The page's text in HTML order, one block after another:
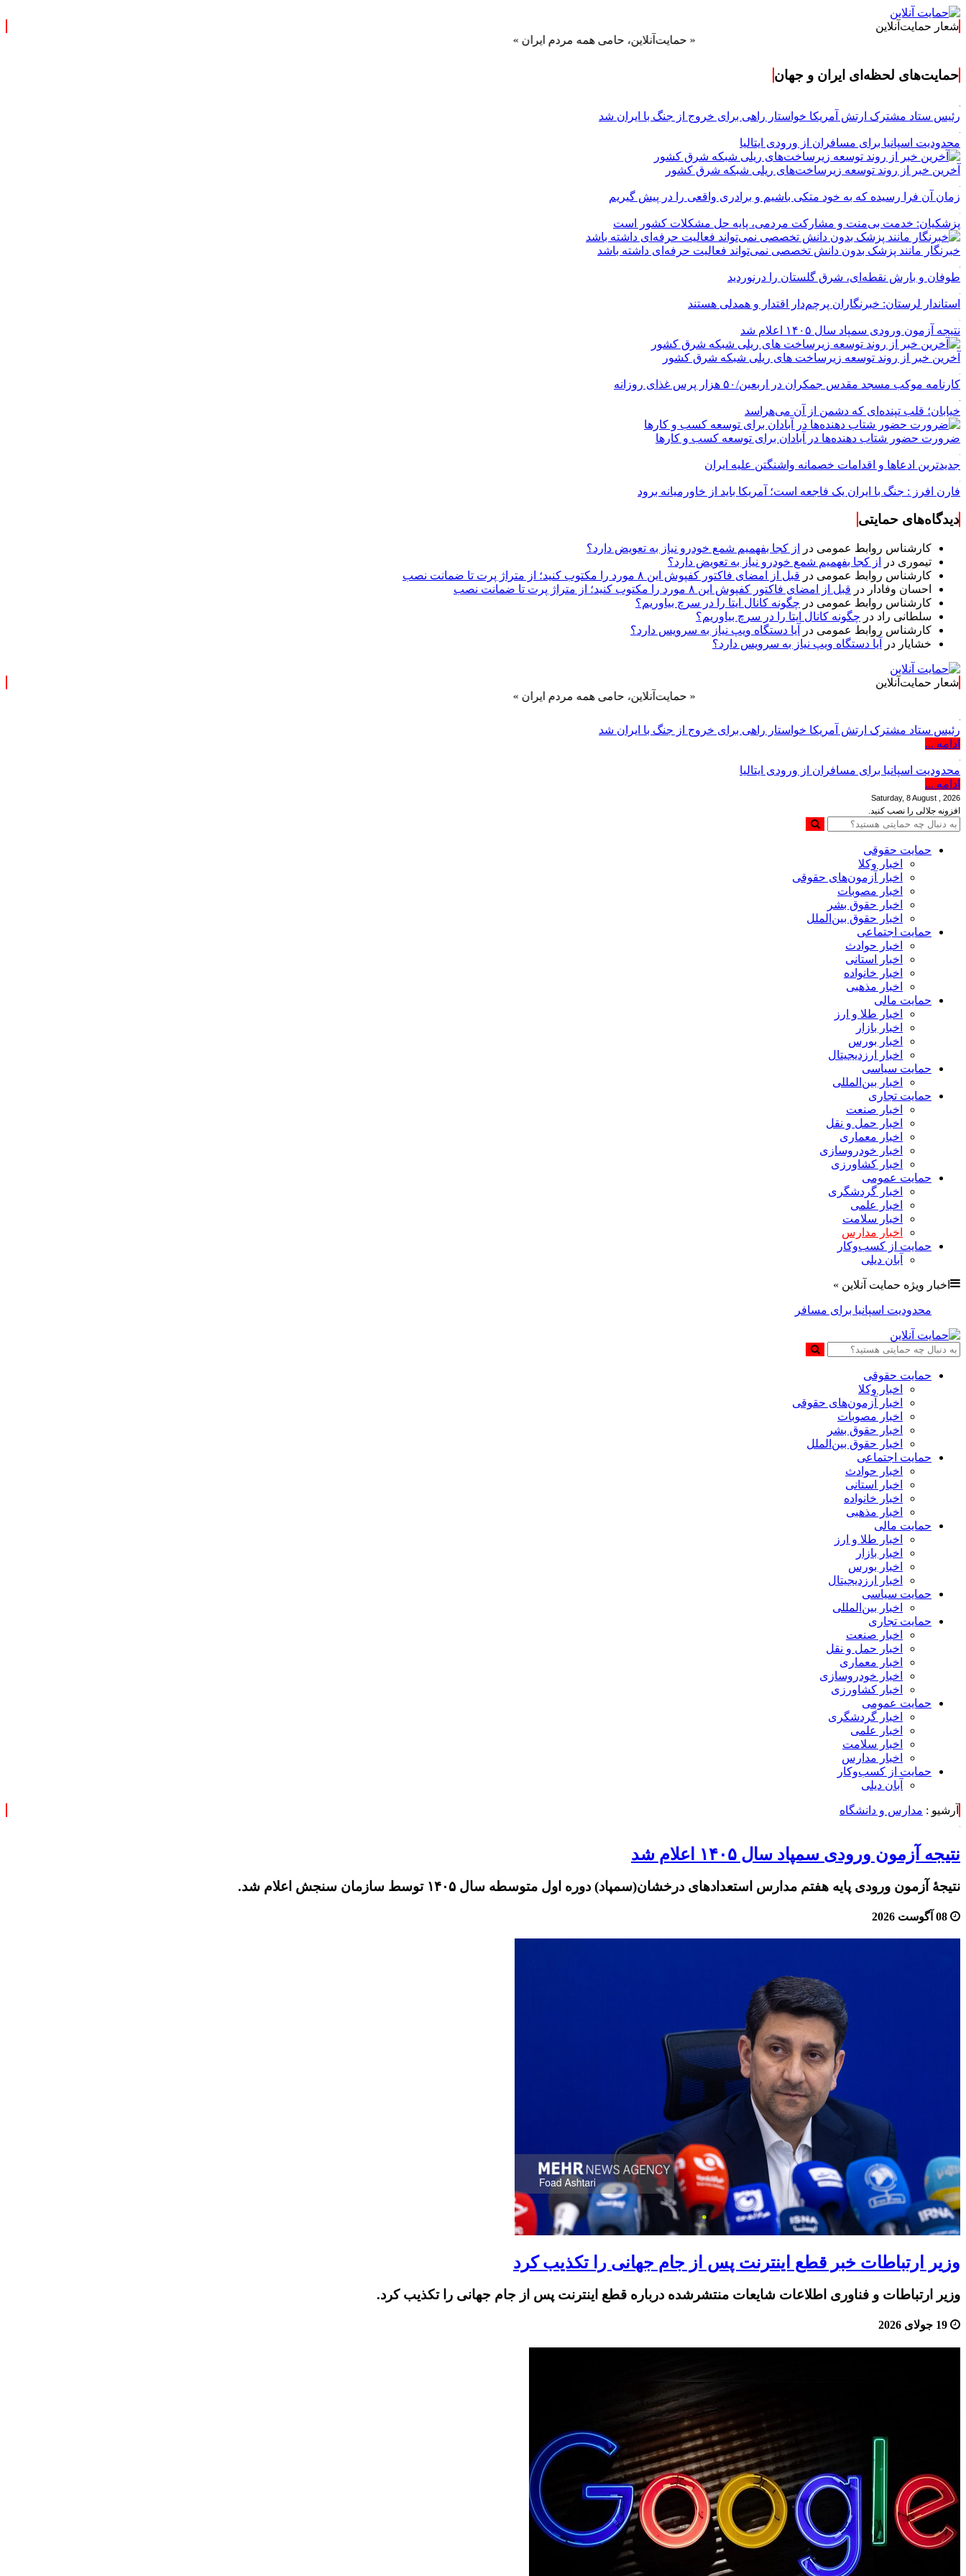
شعار حمایت‌آنلاین
« حمایت‌آنلاین، حامی همه مردم ایران »
حمایت‌های لحظه‌ای ایران و جهان
رئیس ستاد مشترک ارتش آمریکا خواستار راهی برای خروج از جنگ با ایران شد
محدودیت اسپانیا برای مسافران از ورودی ایتالیا
آخرین خبر از روند توسعه زیرساخت‌های ریلی شبکه شرق کشور
زمان آن فرا رسیده که به خود متکی باشیم و برادری واقعی را در پیش گیریم
پزشکیان: خدمت بی‌منت و مشارکت مردمی، پایه حل مشکلات کشور است
خبرنگار مانند پزشک بدون دانش تخصصی نمی‌تواند فعالیت حرفه‌ای داشته باشد
طوفان و بارش نقطه‌ای، شرق گلستان را درنوردید
استاندار لرستان: خبرنگاران پرچم‌دار اقتدار و همدلی هستند
نتیجه آزمون ورودی سمپاد سال ۱۴۰۵ اعلام شد
آخرین خبر از روند توسعه زیرساخت های ریلی شبکه شرق کشور
کارنامه موکب مسجد مقدس جمکران در اربعین/۵۰ هزار پرس غذای روزانه
خیابان؛ قلب تپنده‌ای که دشمن از آن می‌هراسد
ضرورت حضور شتاب ‌دهنده‌ها در آبادان برای توسعه کسب‌ و کارها
جدیدترین ادعاها و اقدامات خصمانه واشنگتن علیه ایران
فارن افرز : جنگ با ایران یک فاجعه است؛ آمریکا باید از خاورمیانه برود
دیدگاه‌های حمایتی
کارشناس روابط عمومی در
از کجا بفهمیم شمع خودرو نیاز به تعویض دارد؟
تیموری در
از کجا بفهمیم شمع خودرو نیاز به تعویض دارد؟
کارشناس روابط عمومی در قبل از امضای فاکتور کفپوش این ۸ مورد را مکتوب کنید؛ از متراژ پرت تا ضمانت نصب
احسان وفادار در قبل از امضای فاکتور کفپوش این ۸ مورد را مکتوب کنید؛ از متراژ پرت تا ضمانت نصب
کارشناس روابط عمومی در چگونه کانال ایتا را در سرچ بیاوریم؟
سلطانی راد در چگونه کانال ایتا را در سرچ بیاوریم؟
کارشناس روابط عمومی در
آیا دستگاه ویپ نیاز به سرویس دارد؟
خشایار در آیا دستگاه ویپ نیاز به سرویس دارد؟
شعار حمایت‌آنلاین
« حمایت‌آنلاین، حامی همه مردم ایران »
رئیس ستاد مشترک ارتش آمریکا خواستار راهی برای خروج از جنگ با ایران شد
ادامه ...
محدودیت اسپانیا برای مسافران از ورودی ایتالیا
ادامه ...
Saturday, 8 August , 2026
افزونه جلالی را نصب کنید.
حمایت حقوقی
اخبار وکلا
اخبار آزمون‌های حقوقی
اخبار مصوبات
اخبار حقوق بشر
اخبار حقوق بین‌الملل
حمایت اجتماعی
اخبار حوادث
اخبار استانی
اخبار خانواده
اخبار مذهبی
حمایت مالی
اخبار طلا و ارز
اخبار بازار
اخبار بورس
اخبار ارزدیجیتال
حمایت سیاسی
اخبار بین‌المللی
حمایت تجاری
اخبار صنعت
اخبار حمل و نقل
اخبار معماری
اخبار خودروسازی
اخبار کشاورزی
حمایت عمومی
اخبار گردشگری
اخبار علمی
اخبار سلامت
اخبار مدارس
حمایت از کسب‌وکار
آبان دیلی
اخبار ویژه حمایت آنلاین »
محدودیت اسپانیا برای مسافران از ورودی ایتالیا
حمایت حقوقی
اخبار وکلا
اخبار آزمون‌های حقوقی
اخبار مصوبات
اخبار حقوق بشر
اخبار حقوق بین‌الملل
حمایت اجتماعی
اخبار حوادث
اخبار استانی
اخبار خانواده
اخبار مذهبی
حمایت مالی
اخبار طلا و ارز
اخبار بازار
اخبار بورس
اخبار ارزدیجیتال
حمایت سیاسی
اخبار بین‌المللی
حمایت تجاری
اخبار صنعت
اخبار حمل و نقل
اخبار معماری
اخبار خودروسازی
اخبار کشاورزی
حمایت عمومی
اخبار گردشگری
اخبار علمی
اخبار سلامت
اخبار مدارس
حمایت از کسب‌وکار
آبان دیلی
آرشیو : مدارس و دانشگاه
نتیجه آزمون ورودی سمپاد سال ۱۴۰۵ اعلام شد
نتیجۀ آزمون ورودی پایه هفتم مدارس استعدادهای درخشان(سمپاد) دوره اول متوسطه سال ۱۴۰۵ توسط سازمان سنجش اعلام شد.
وزیر ارتباطات خبر قطع اینترنت پس از جام جهانی را تکذیب کرد
وزیر ارتباطات و فناوری اطلاعات شایعات منتشرشده درباره قطع اینترنت پس از جام جهانی را تکذیب کرد.